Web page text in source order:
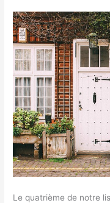
Le quatrième de notre